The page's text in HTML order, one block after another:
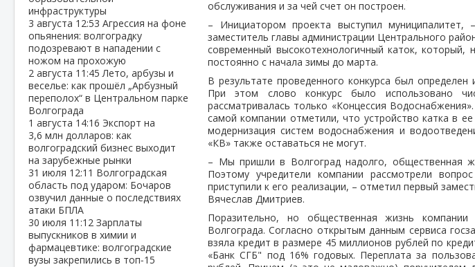
инфраструктуры
3 августа 12:53 Агрессия на фоне
опьянения: волгоградку
подозревают в нападении с
ножом на прохожую
2 августа 11:45Лето, арбузы и
веселье: как прошёл „Арбузный
переполох“ в Центральном парке
Волгограда
1 августа 14:16 Экспорт на
3,6 млн долларов: как
волгоградский бизнес выходит
на зарубежные рынки
31 июля 12:11 Волгоградская
область под ударом: Бочаров
озвучил данные о последствиях
атаки БПЛА
30 июля 11:12 Зарплаты
выпускников в химии и
фармацевтике: волгоградские
вузы закрепились в топ‑15
обслуживания и за чей счет он построен.
– Инициатором проекта выступил муниципалитет,
заместитель главы администрации Центрального
современный высокотехнологичный каток,
постоянно с начала зимы до марта.
В результате проведенного конкурса был
При этом слово конкурс было использовано
рассматривалась только «Концессия
самой компании отметили, что устройство катка в
модернизация систем водоснабжения и
«КВ» также оставаться не могут.
– Мы пришли в Волгоград надолго, общественная
Поэтому учредители компании рассмотрели
приступили к его реализации, – отметил первый
Вячеслав Дмитриев.
Поразительно, но общественная жизнь
Волгограда. Согласно открытым данным сервиса
взяла кредит в размере 45 миллионов рублей по
«Банк СГБ" под 16% годовых. Переплата за